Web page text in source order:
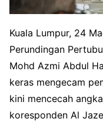
Kuala Lumpur, 24
Perundingan
Mohd Azmi Abdul
keras mengecam
kini mencecah
koresponden Al